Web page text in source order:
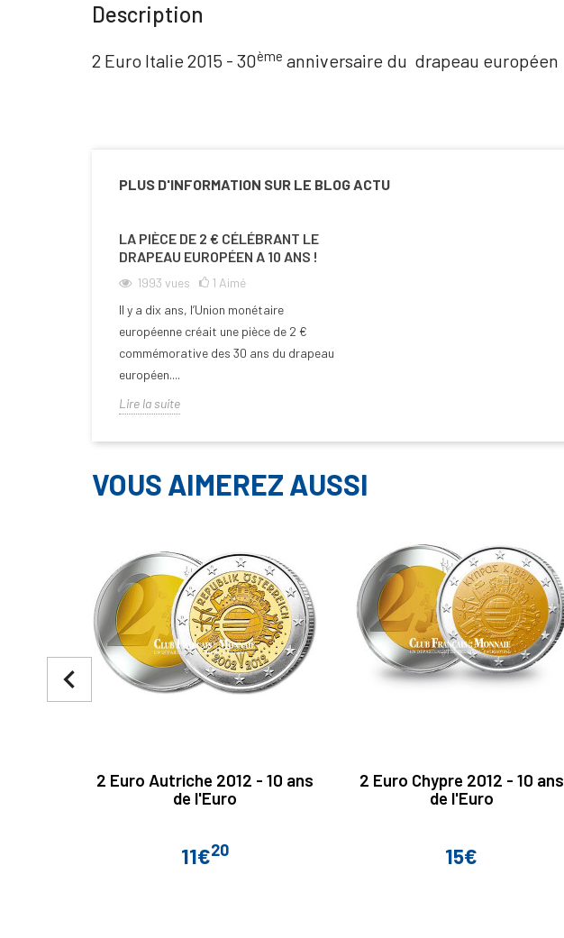
Description
2 Euro Italie 2015 - 30ème anniversaire du drapeau européen
PLUS D'INFORMATION SUR LE BLOG ACTU
LA PIÈCE DE 2 € CÉLÉBRANT LE
DRAPEAU EUROPÉEN A 10 ANS !
1993 vues 1 Aimé
Il y a dix ans, l’Union monétaire
européenne créait une pièce de 2 €
commémorative des 30 ans du drapeau
européen....
Lire la suite
VOUS AIMEREZ AUSSI
2 Euro Autriche 2012 - 10 ans
de l'Euro
Prix
11€20
2 Euro Chypre 2012 - 10 ans
de l'Euro
Prix
15€
navigate_before